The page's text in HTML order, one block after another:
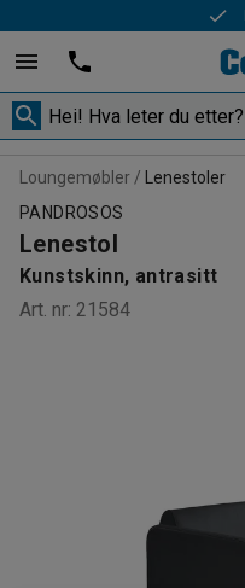
Loungemøbler
Lenestoler
PANDROSOS
Lenestol
Kunstskinn, antrasitt
Art. nr: 21584